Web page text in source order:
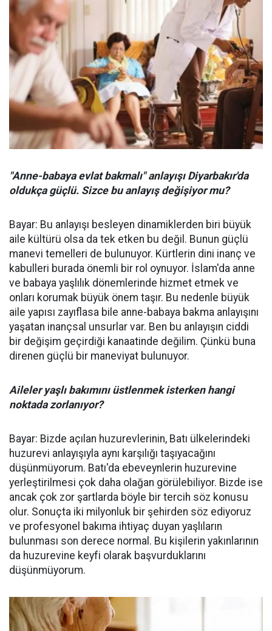
"Anne-babaya evlat bakmalı" anlayışı Diyarbakır'da
oldukça güçlü. Sizce bu anlayış değişiyor mu?
Bayar: Bu anlayışı besleyen dinamiklerden biri büyük
aile kültürü olsa da tek etken bu değil. Bunun güçlü
manevi temelleri de bulunuyor. Kürtlerin dini inanç ve
kabulleri burada önemli bir rol oynuyor. İslam'da anne
ve babaya yaşlılık dönemlerinde hizmet etmek ve
onları korumak büyük önem taşır. Bu nedenle büyük
aile yapısı zayıflasa bile anne-babaya bakma anlayışını
yaşatan inançsal unsurlar var. Ben bu anlayışın ciddi
bir değişim geçirdiği kanaatinde değilim. Çünkü buna
direnen güçlü bir maneviyat bulunuyor.
Aileler yaşlı bakımını üstlenmek isterken hangi
noktada zorlanıyor?
Bayar: Bizde açılan huzurevlerinin, Batı ülkelerindeki
huzurevi anlayışıyla aynı karşılığı taşıyacağını
düşünmüyorum. Batı'da ebeveynlerin huzurevine
yerleştirilmesi çok daha olağan görülebiliyor. Bizde ise
ancak çok zor şartlarda böyle bir tercih söz konusu
olur. Sonuçta iki milyonluk bir şehirden söz ediyoruz
ve profesyonel bakıma ihtiyaç duyan yaşlıların
bulunması son derece normal. Bu kişilerin yakınlarının
da huzurevine keyfi olarak başvurduklarını
düşünmüyorum.